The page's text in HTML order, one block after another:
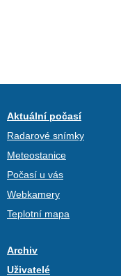
Aktuální počasí
Radarové snímky
Meteostanice
Počasí u vás
Webkamery
Teplotní mapa
Archiv
Uživatelé